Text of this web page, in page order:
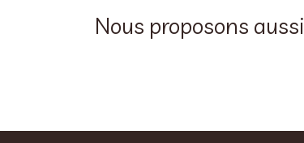
Nous proposons aussi